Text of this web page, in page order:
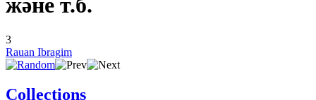
және т.б.
3
Rauan Ibragim
Collections